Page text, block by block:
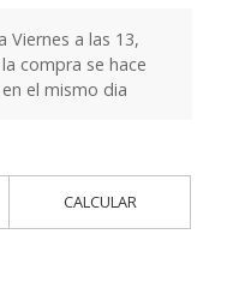
Viernes a las 13,
compra se hace
el mismo dia
CALCULAR